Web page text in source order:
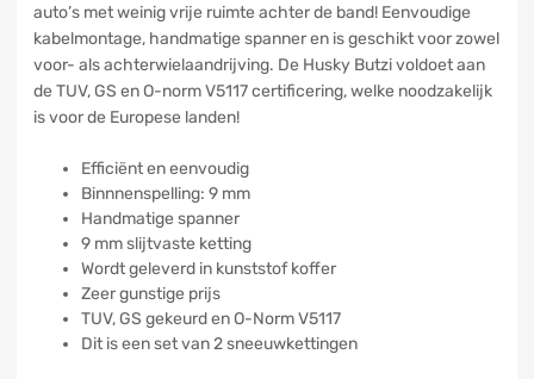
auto’s met weinig vrije ruimte achter de band! Eenvoudige
kabelmontage, handmatige spanner en is geschikt voor zowel
voor- als achterwielaandrijving. De Husky Butzi voldoet aan
de TUV, GS en O-norm V5117 certificering, welke noodzakelijk
is voor de Europese landen!
Efficiënt en eenvoudig
Binnnenspelling: 9 mm
Handmatige spanner
9 mm slijtvaste ketting
Wordt geleverd in kunststof koffer
Zeer gunstige prijs
TUV, GS gekeurd en O-Norm V5117
Dit is een set van 2 sneeuwkettingen